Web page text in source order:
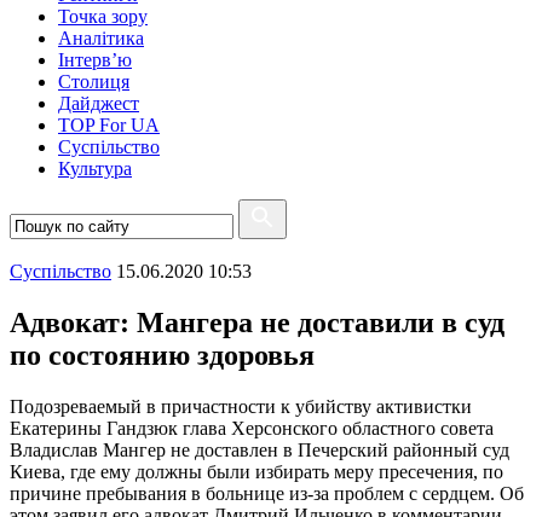
Точка зору
Аналітика
Інтерв’ю
Столиця
Дайджест
TOP For UA
Суспiльство
Культура
Суспiльство 15.06.2020 10:53
Адвокат: Мангера не доставили в суд
по состоянию здоровья
Подозреваемый в причастности к убийству активистки
Екатерины Гандзюк глава Херсонского областного совета
Владислав Мангер не доставлен в Печерский районный суд
Киева, где ему должны были избирать меру пресечения, по
причине пребывания в больнице из-за проблем с сердцем. Об